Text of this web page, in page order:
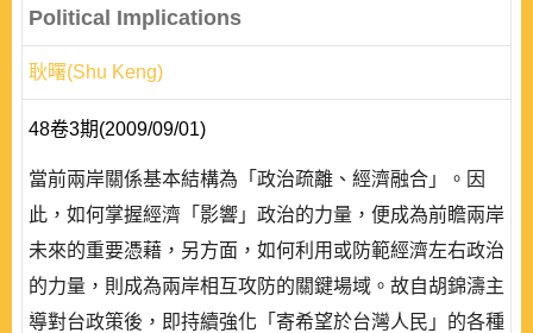
Political Implications
耿曙(Shu Keng)
48卷3期(2009/09/01)
當前兩岸關係基本結構為「政治疏離、經濟融合」。因
此，如何掌握經濟「影響」政治的力量，便成為前瞻兩岸
未來的重要憑藉，另方面，如何利用或防範經濟左右政治
的力量，則成為兩岸相互攻防的關鍵場域。故自胡錦濤主
導對台政策後，即持續強化「寄希望於台灣人民」的各種